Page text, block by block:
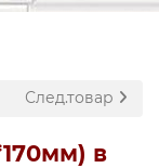
След.товар
в